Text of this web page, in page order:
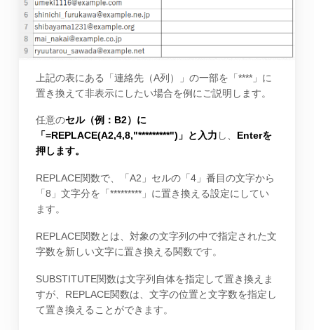
上記の表にある「連絡先（A列）」の一部を「****」に
置き換えて非表示にしたい場合を例にご説明します。
任意のセル（例：B2）に
「=REPLACE(A2,4,8,"*********")」と入力 し、 Enterを
押します。
REPLACE関数で、「A2」セルの「4」番目の文字から
「8」文字分を「*********」に置き換える設定にしてい
ます。
REPLACE関数とは、対象の文字列の中で指定された文
字数を新しい文字に置き換える関数です。
SUBSTITUTE関数は文字列自体を指定して置き換えま
すが、REPLACE関数は、文字の位置と文字数を指定し
て置き換えることができます。